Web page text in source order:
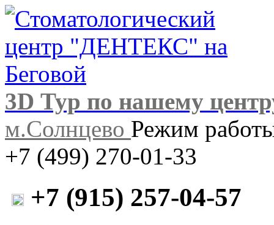
3D Тур по нашему
м.Солнцево Режим
+7 (499) 270-01-33
+7 (915) 257-04-57